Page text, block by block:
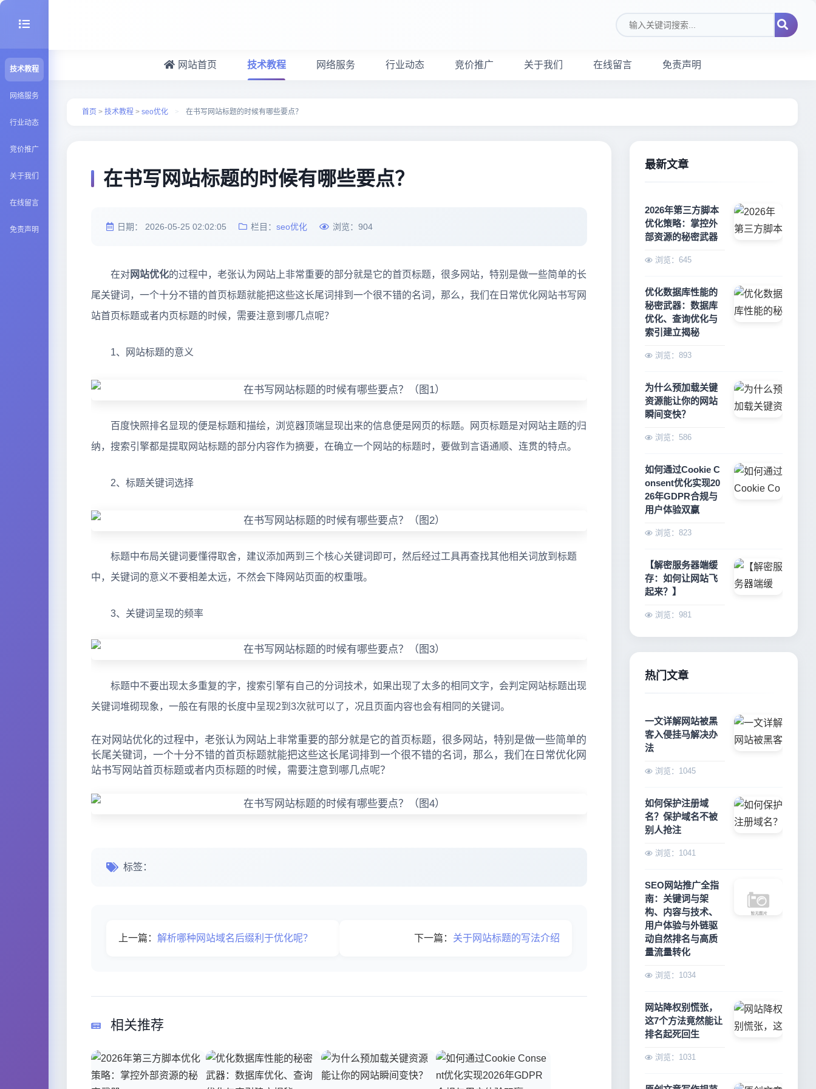
技术教程
seo优化
网络服务
行业动态
竞价推广
关于我们
在线留言
免责声明
搜索关键词
网站首页 技术教程 网络服务 行业动态 竞价推广 关于我们 在线留言 免责声明
首页 > 技术教程 > seo优化 > 在书写网站标题的时候有哪些要点？
在书写网站标题的时候有哪些要点？
日期： 2026-05-25 02:02:05 栏目： seo优化 浏览： 904
在对网站优化的过程中，老张认为网站上非常重要的部分就是它的首页标题，很多网站，特别是做一些简单的长
尾关键词，一个十分不错的首页标题就能把这些这长尾词排到一个很不错的名词，那么，我们在日常优化网站书写网
站首页标题或者内页标题的时候，需要注意到哪几点呢？
1、网站标题的意义
百度快照排名显现的便是标题和描绘，浏览器顶端显现出来的信息便是网页的标题。网页标题是对网站主题的归
纳，搜索引擎都是提取网站标题的部分内容作为摘要，在确立一个网站的标题时，要做到言语通顺、连贯的特点。
2、标题关键词选择
标题中布局关键词要懂得取舍，建议添加两到三个核心关键词即可，然后经过工具再查找其他相关词放到标题
中，关键词的意义不要相差太远，不然会下降网站页面的权重哦。
3、关键词呈现的频率
标题中不要出现太多重复的字，搜索引擎有自己的分词技术，如果出现了太多的相同文字，会判定网站标题出现
关键词堆砌现象，一般在有限的长度中呈现2到3次就可以了，况且页面内容也会有相同的关键词。
在对网站优化的过程中，老张认为网站上非常重要的部分就是它的首页标题，很多网站，特别是做一些简单的
长尾关键词，一个十分不错的首页标题就能把这些这长尾词排到一个很不错的名词，那么，我们在日常优化网
站书写网站首页标题或者内页标题的时候，需要注意到哪几点呢？
标签：
上一篇： 解析哪种网站域名后缀利于优化呢？ 下一篇： 关于网站标题的写法介绍
相关推荐
最新文章
2026年第三方脚本
优化策略：掌控外
部资源的秘密武器
浏览：645
优化数据库性能的
秘密武器：数据库
优化、查询优化与
索引建立揭秘
浏览：893
为什么预加载关键
资源能让你的网站
瞬间变快？
浏览：586
如何通过Cookie C
onsent优化实现20
26年GDPR合规与
用户体验双赢
浏览：823
【解密服务器端缓
存：如何让网站飞
起来？】
浏览：981
热门文章
一文详解网站被黑
客入侵挂马解决办
法
浏览：1045
如何保护注册域
名？保护域名不被
别人抢注
浏览：1041
SEO网站推广全指
南：关键词与架
构、内容与技术、
用户体验与外链驱
动自然排名与高质
量流量转化
浏览：1034
网站降权别慌张，
这7个方法竟然能让
排名起死回生
浏览：1031